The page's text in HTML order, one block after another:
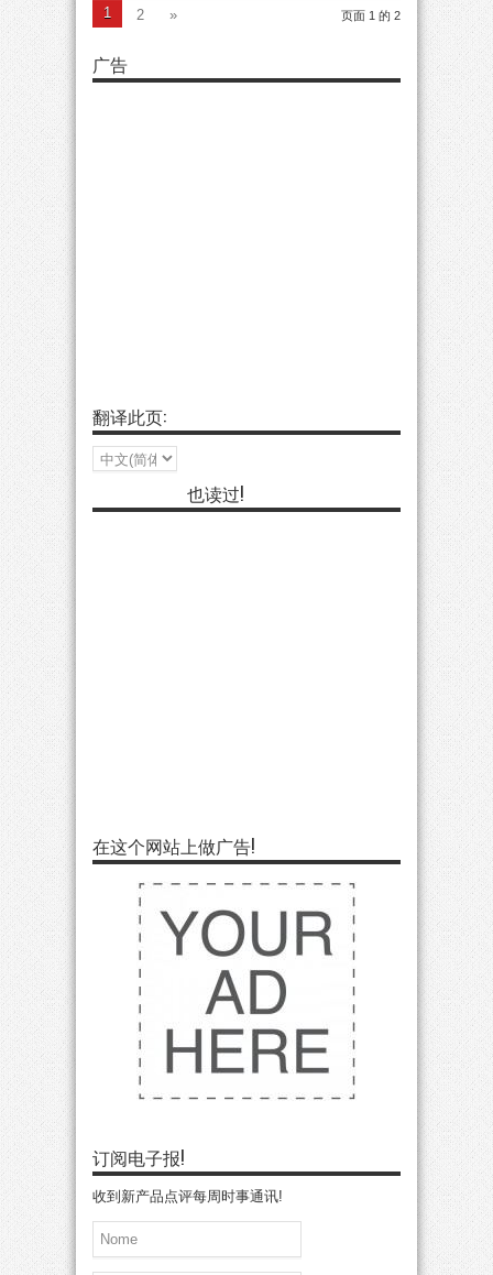
页面 1 的 2
1 2 »
广告
翻译此页:
也读过!
在这个网站上做广告!
订阅电子报!
收到新产品点评每周时事通讯!